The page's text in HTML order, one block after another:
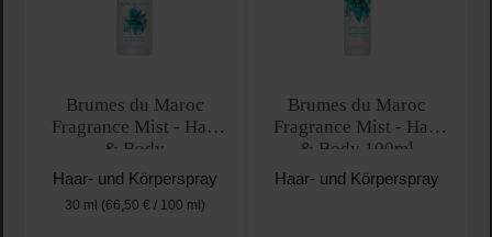
Brumes du Maroc
Fragrance Mist - Hair
& Body
Haar- und Körperspray
30 ml (66,50 € / 100 ml)
Brumes du Maroc
Fragrance Mist - Hair
& Body 100ml
Haar- und Körperspray